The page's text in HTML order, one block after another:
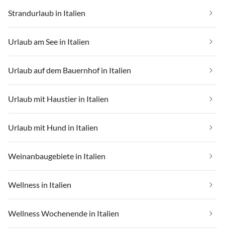
Strandurlaub in Italien
Urlaub am See in Italien
Urlaub auf dem Bauernhof in Italien
Urlaub mit Haustier in Italien
Urlaub mit Hund in Italien
Weinanbaugebiete in Italien
Wellness in Italien
Wellness Wochenende in Italien